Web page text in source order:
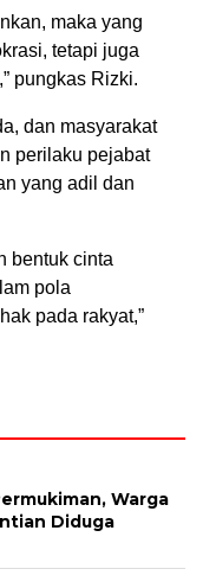
maka yang
tetapi juga
pungkas Rizki.
dan masyarakat
perilaku pejabat
yang adil dan
bentuk cinta
pola
pada rakyat,”
Warga
Diduga